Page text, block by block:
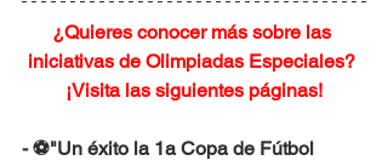
¿Quieres conocer más sobre las
iniciativas de Olimpiadas Especiales?
¡Visita las siguientes páginas!
- ⚽"Un éxito la 1a Copa de Fútbol